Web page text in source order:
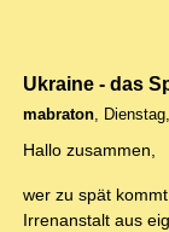
Ukraine - das
mabraton,
Hallo zusammen,
wer zu spät
Irrenanstalt aus